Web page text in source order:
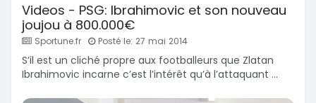
Videos - PSG: Ibrahimovic et son nouveau
joujou à 800.000€
Sportune.fr Posté le: 27 mai 2014
S’il est un cliché propre aux footballeurs que Zlatan
Ibrahimovic incarne c’est l’intérêt qu’à l’attaquant ...